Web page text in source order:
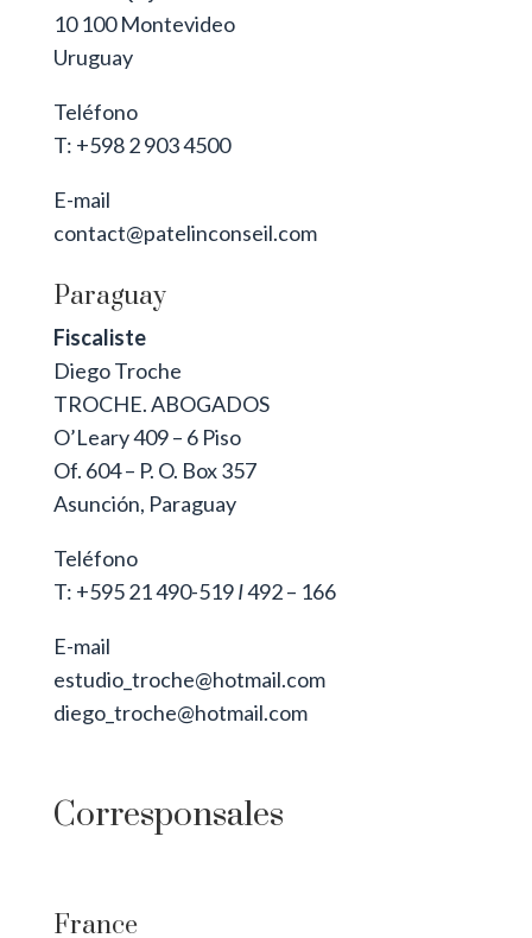
10 100 Montevideo
Uruguay
Teléfono
T: +598 2 903 4500
E-mail
contact@patelinconseil.com
Paraguay
Fiscaliste
Diego Troche
TROCHE. ABOGADOS
O’Leary 409 – 6 Piso
Of. 604 – P. O. Box 357
Asunción, Paraguay
Teléfono
T: +595 21 490-519I492 – 166
E-mail
estudio_troche@hotmail.com
diego_troche@hotmail.com
Corresponsales
France